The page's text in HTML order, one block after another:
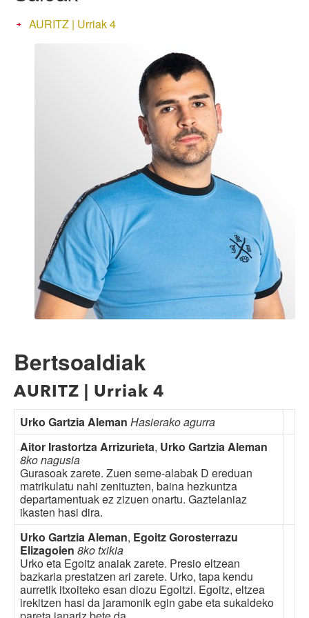
AURITZ | Urriak 4
Bertsoaldiak
AURITZ | Urriak 4
Urko Gartzia Aleman Hasierako agurra
Aitor Irastortza Arrizurieta, Urko Gartzia Aleman
8ko nagusia
Gurasoak zarete. Zuen seme-alabak D ereduan
matrikulatu nahi zenituzten, baina hezkuntza
departamentuak ez zizuen onartu. Gaztelaniaz
ikasten hasi dira.
Urko Gartzia Aleman, Egoitz Gorosterrazu
Elizagoien 8ko txikia
Urko eta Egoitz anaiak zarete. Presio eltzean
bazkaria prestatzen ari zarete. Urko, tapa kendu
aurretik itxoiteko esan diozu Egoitzi. Egoitz, eltzea
irekitzen hasi da jaramonik egin gabe eta sukaldeko